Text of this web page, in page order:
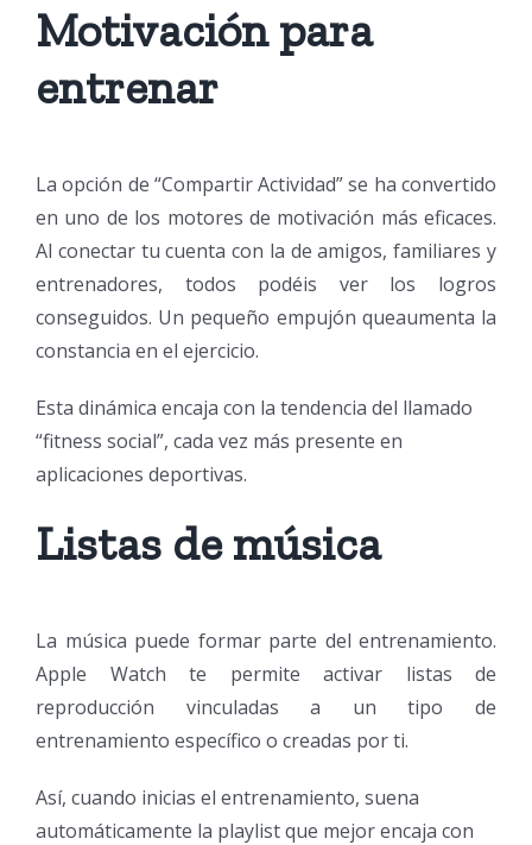
Motivación para
entrenar
La opción de “Compartir Actividad” se ha convertido
en uno de los motores de motivación más eficaces.
Al conectar tu cuenta con la de amigos, familiares y
entrenadores, todos podéis ver los logros
conseguidos. Un pequeño empujón queaumenta la
constancia en el ejercicio.
Esta dinámica encaja con la tendencia del llamado
“fitness social”, cada vez más presente en
aplicaciones deportivas.
Listas de música
La música puede formar parte del entrenamiento.
Apple Watch te permite activar listas de
reproducción vinculadas a un tipo de
entrenamiento específico o creadas por ti.
Así, cuando inicias el entrenamiento, suena
automáticamente la playlist que mejor encaja con